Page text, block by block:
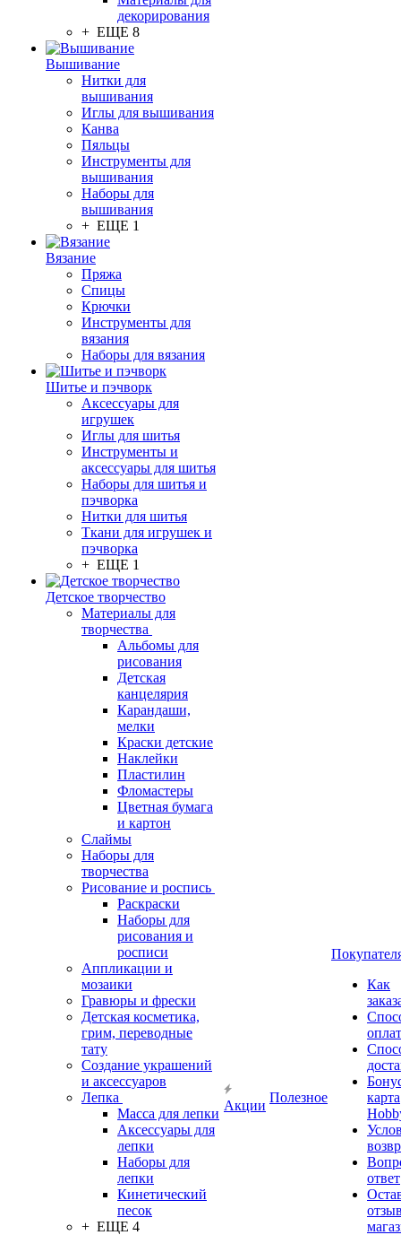
декорирования
+ ЕЩЕ 8
Вышивание
Нитки для
вышивания
Иглы для вышивания
Канва
Пяльцы
Инструменты для
вышивания
Наборы для
вышивания
+ ЕЩЕ 1
Вязание
Пряжа
Спицы
Крючки
Инструменты для
вязания
Наборы для вязания
Шитье и пэчворк
Аксессуары для
игрушек
Иглы для шитья
Инструменты и
аксессуары для шитья
Наборы для шитья и
пэчворка
Нитки для шитья
Ткани для игрушек и
пэчворка
+ ЕЩЕ 1
Детское творчество
Материалы для
творчества
Альбомы для
рисования
Детская
канцелярия
Карандаши,
мелки
Краски детские
Наклейки
Пластилин
Фломастеры
Цветная бумага
и картон
Слаймы
Наборы для
творчества
Рисование и роспись
Раскраски
Наборы для
рисования и
росписи
Аппликации и
мозаики
Гравюры и фрески
Детская косметика,
грим, переводные
тату
Создание украшений
и аксессуаров
Лепка
Масса для лепки
Аксессуары для
лепки
Наборы для
лепки
Кинетический
песок
+ ЕЩЕ 4
Акции
Полезное
Как
карта
ответ